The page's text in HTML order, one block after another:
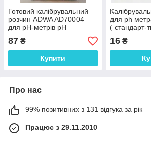
Готовий калібрувальний
розчин ADWA AD70004
для pН-метрів pН
4,01±0,01 Угорщина. 20 ml
87 ₴
Купити
для ph
( стандарт-
на 250 мл
16₴
Про нас
99% позитивних з 131 відгука за рік
Працює з 29.11.2010